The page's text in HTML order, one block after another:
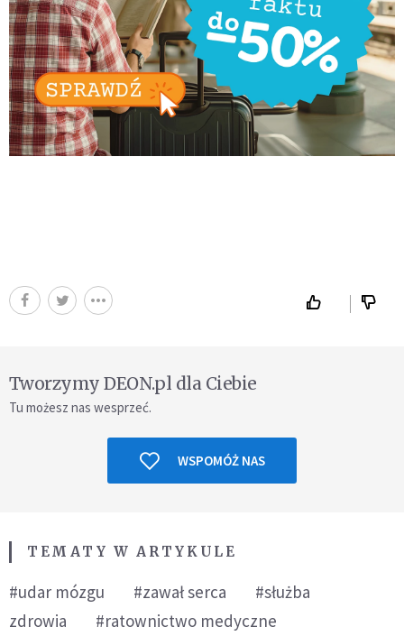
Tworzymy DEON.pl dla Ciebie
Tu możesz nas wesprzeć.
WSPOMÓŻ NAS
TEMATY W ARTYKULE
#udar mózgu #zawał serca
#służba
zdrowia
#ratownictwo medyczne